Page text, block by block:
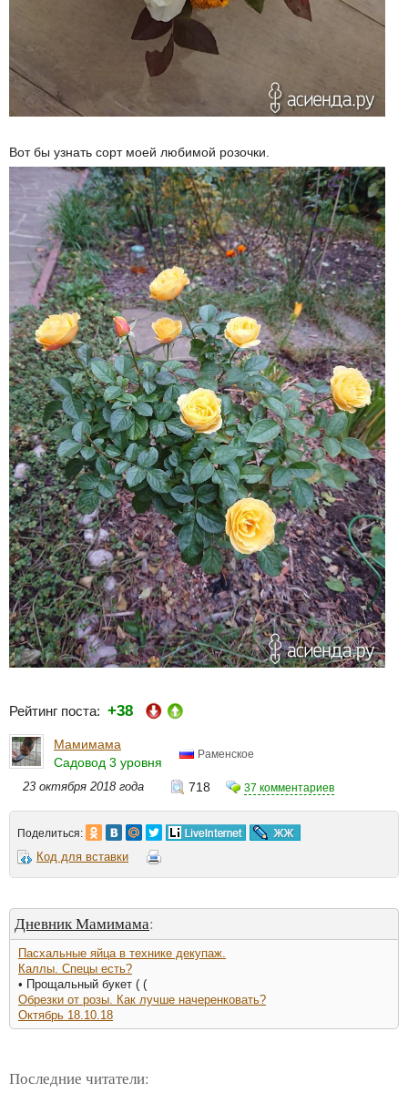
Вот бы узнать сорт моей любимой розочки.
Рейтинг поста: +38
Мамимама
Садовод 3 уровня
Раменское
23 октября 2018 года 718 37 комментариев
Поделиться:
Код для вставки
Дневник Мамимама:
Пасхальные яйца в технике декупаж.
Каллы. Спецы есть?
• Прощальный букет ( (
Обрезки от розы. Как лучше начеренковать?
Октябрь 18.10.18
Последние читатели: